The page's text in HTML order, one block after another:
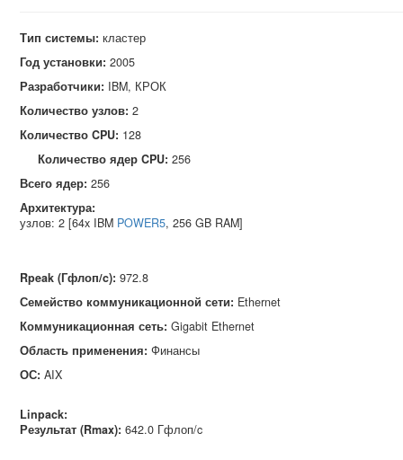
Тип системы: кластер
Год установки: 2005
Разработчики: IBM, КРОК
Количество узлов: 2
Количество CPU: 128
Количество ядер CPU: 256
Всего ядер: 256
Архитектура:
узлов: 2 [64x IBM POWER5, 256 GB RAM]
Rpeak (Гфлоп/c): 972.8
Семейство коммуникационной сети: Ethernet
Коммуникационная сеть: Gigabit Ethernet
Область применения: Финансы
ОС: AIX
Linpack:
Результат (Rmax): 642.0 Гфлоп/c